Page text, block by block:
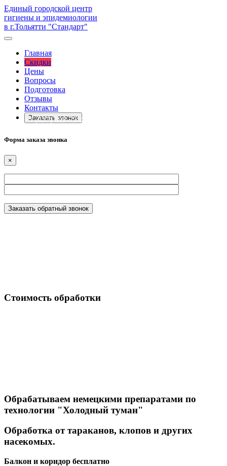
Единый городской центр
гигиены и эпидемиологии
в г.Тольятти "Стандарт"
Главная
Скидки
Цены
Вопросы
Подготовка
Отзывы
Контакты
Заказать звонок
+7 (927) 698-72-42
Форма заказа звонка
×
Стоимость обработки
Обрабатываем немецкими препаратами по
технологии "Холодный туман"
Обработка от тараканов, клопов и других
насекомых.
Балкон и коридор бесплатно